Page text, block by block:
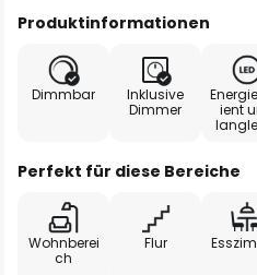
Produktinformationen
Dimmbar
Inklusive
Dimmer
ient
Perfekt für diese Bereiche
Wohnberei
ch
Flur